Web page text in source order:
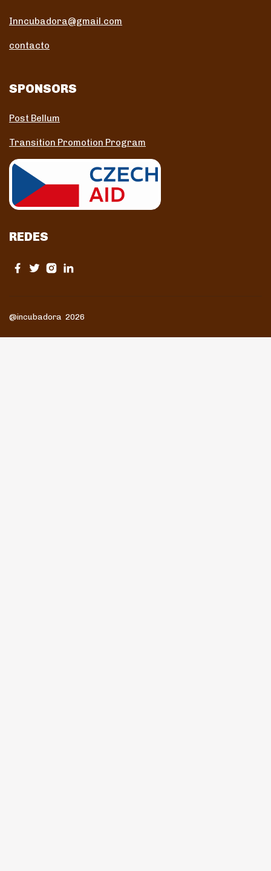
Inncubadora@gmail.com
contacto
SPONSORS
Post Bellum
Transition Promotion Program
REDES
@incubadora 2026